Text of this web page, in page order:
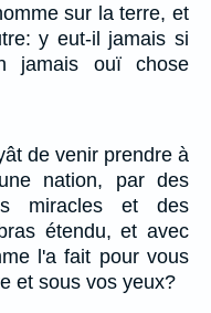
sur la terre, et
y eut-il jamais si
jamais ouï chose
de venir prendre à
nation, par des
miracles et des
étendu, et avec
l'a fait pour vous
et sous vos yeux?